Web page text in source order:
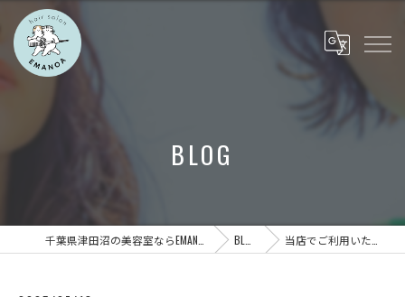
BLOG
BLOG 当店でご利用いただ…